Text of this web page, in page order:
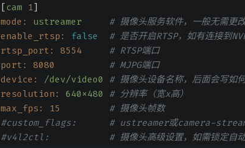
[cam 1]
mode:
ustreamer
# 摄像头服务软件，一般无需
enable_rtsp:
false
# 是否开启RTSP，如有连接到
rtsp_port:
8554
# RTSP端口
port:
8080
# MJPG端口
device:
/dev/video0
# 摄像头设备名称，后面会写如
resolution:
640x480
# 分辨率（宽x高）
max_fps:
15
# 摄像头帧数
#custom_flags:      # ustreamer或camera-
#v4l2ctl:           # 摄像头高级设置，如需锁定自动